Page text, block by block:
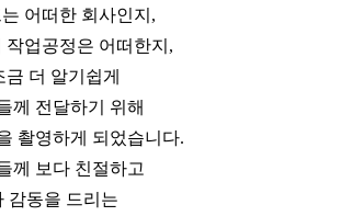
어떠한 회사인지,
작업공정은 어떠한지,
금 더 알기쉽게
께 전달하기 위해
촬영하게 되었습니다.
께 보다 친절하고
감동을 드리는